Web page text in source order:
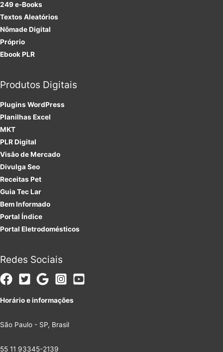
249 e-Books
Textos Aleatórios
Nômade Digital
Próprio
Ebook PLR
Produtos Digitais
PluginsWordPress
Planilhas Excel
MKT
PLRDigital
Visão de Mercado
Divulga Seo
Receitas Pet
Guia Tec Lar
Bem Informado
Portal Índice
Portal Eletrodomésticos
Redes Sociais
Horário e informações
São Paulo - SP, Brasil
55 11 93345-2139